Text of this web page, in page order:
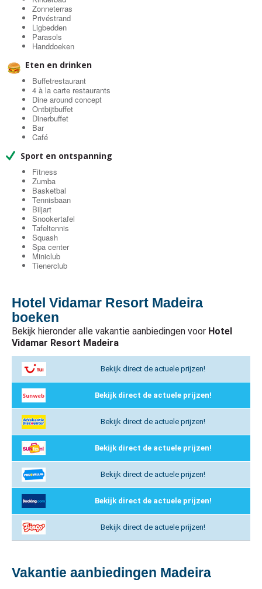
Zonneterras
Privéstrand
Ligbedden
Parasols
Handdoeken
Eten en drinken
Buffetrestaurant
4 à la carte restaurants
Dine around concept
Ontbijtbuffet
Dinerbuffet
Bar
Café
Sport en ontspanning
Fitness
Zumba
Basketbal
Tennisbaan
Biljart
Snookertafel
Tafeltennis
Squash
Spa center
Miniclub
Tienerclub
Hotel Vidamar Resort Madeira
boeken
Bekijk hieronder alle vakantie aanbiedingen voor Hotel
Vidamar Resort Madeira
Bekijk direct de actuele prijzen!
Bekijk direct de actuele prijzen!
Bekijk direct de actuele prijzen!
Bekijk direct de actuele prijzen!
Bekijk direct de actuele prijzen!
Bekijk direct de actuele prijzen!
Bekijk direct de actuele prijzen!
Vakantie aanbiedingen Madeira